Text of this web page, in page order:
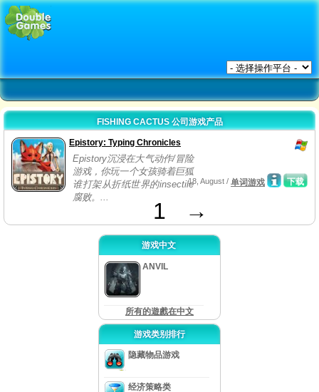
FISHING CACTUS 公司游戏产品
Epistory: Typing Chronicles
Epistory沉浸在大气动作/冒险
游戏，你玩一个女孩骑着巨狐
谁打架从折纸世界的insectile
腐败。...
下载
18, August / 单词游戏
1 →
游戏中文
ANVIL
所有的遊戲在中文
游戏类别排行
隐藏物品游戏
经济策略类